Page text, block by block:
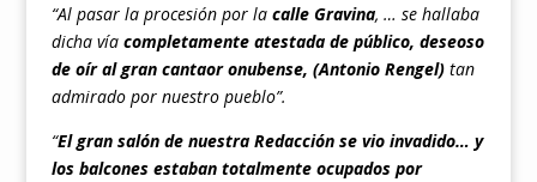
“Al pasar la procesión por la calle Gravina, … se hallaba
dicha vía completamente atestada de público, deseoso
de oír al gran cantaor onubense, (Antonio Rengel)tan
admirado por nuestro pueblo”.
“El gran salón de nuestra Redacción se vio invadido… y
los balcones estaban totalmente ocupados por